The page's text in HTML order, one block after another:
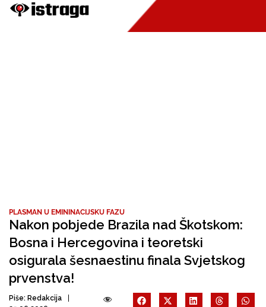
PLASMAN U EMININACIJSKU FAZU
Nakon pobjede Brazila nad Škotskom:
Bosna i Hercegovina i teoretski
osigurala šesnaestinu finala Svjetskog
prvenstva!
Piše: Redakcija